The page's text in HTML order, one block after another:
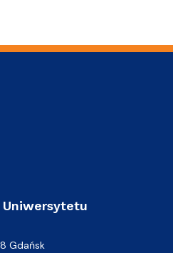
Uniwersytetu
Gdańsk